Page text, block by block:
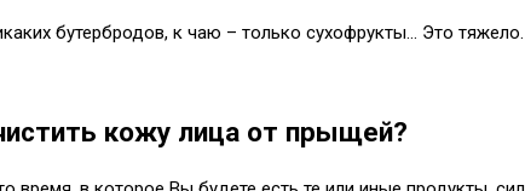
бутербродов, к чаю – только сухофрукты… Это
кожу лица от прыщей?